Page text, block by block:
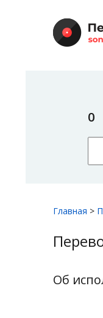
0
Главная >
Об